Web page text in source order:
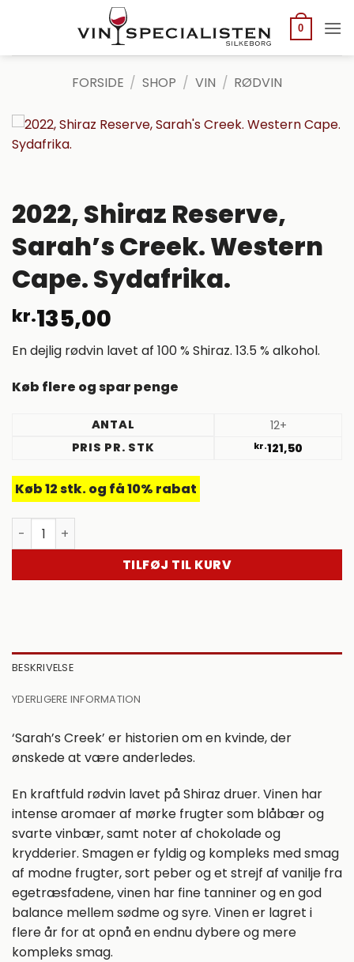
0
FORSIDE / SHOP / VIN / RØDVIN
2022, Shiraz Reserve,
Sarah’s Creek. Western
Cape. Sydafrika.
kr.135,00
En dejlig rødvin lavet af 100 % Shiraz. 13.5 % alkohol.
Køb flere og spar penge
ANTAL
12+
PRIS PR. STK
kr.121,50
Køb 12 stk. og få 10% rabat
2022, Shiraz Reserve, Sarah's Creek. Western Cape.
TILFØJ TIL KURV
BESKRIVELSE
YDERLIGERE INFORMATION
‘Sarah’s Creek’ er historien om en kvinde, der
ønskede at være anderledes.
En kraftfuld rødvin lavet på Shiraz druer. Vinen har
intense aromaer af mørke frugter som blåbær og
svarte vinbær, samt noter af chokolade og
krydderier. Smagen er fyldig og kompleks med smag
af modne frugter, sort peber og et strejf af vanilje fra
egetræsfadene, vinen har fine tanniner og en god
balance mellem sødme og syre. Vinen er lagret i
flere år for at opnå en endnu dybere og mere
kompleks smag.